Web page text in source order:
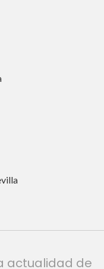
actualidad de